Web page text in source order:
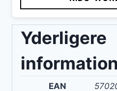
192 kr..96 kr..
Yderligere
information
EAN